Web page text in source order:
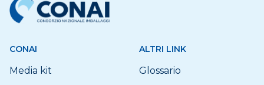
CONAI
Media kit
ALTRI LINK
Glossario